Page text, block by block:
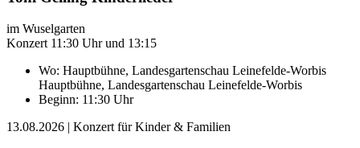
im Wuselgarten
Konzert 11:30 Uhr und 13:15
Wo: Hauptbühne, Landesgartenschau Leinefelde-Worbis
Hauptbühne, Landesgartenschau Leinefelde-Worbis
Beginn: 11:30 Uhr
13.08.2026 | Konzert für Kinder & Familien